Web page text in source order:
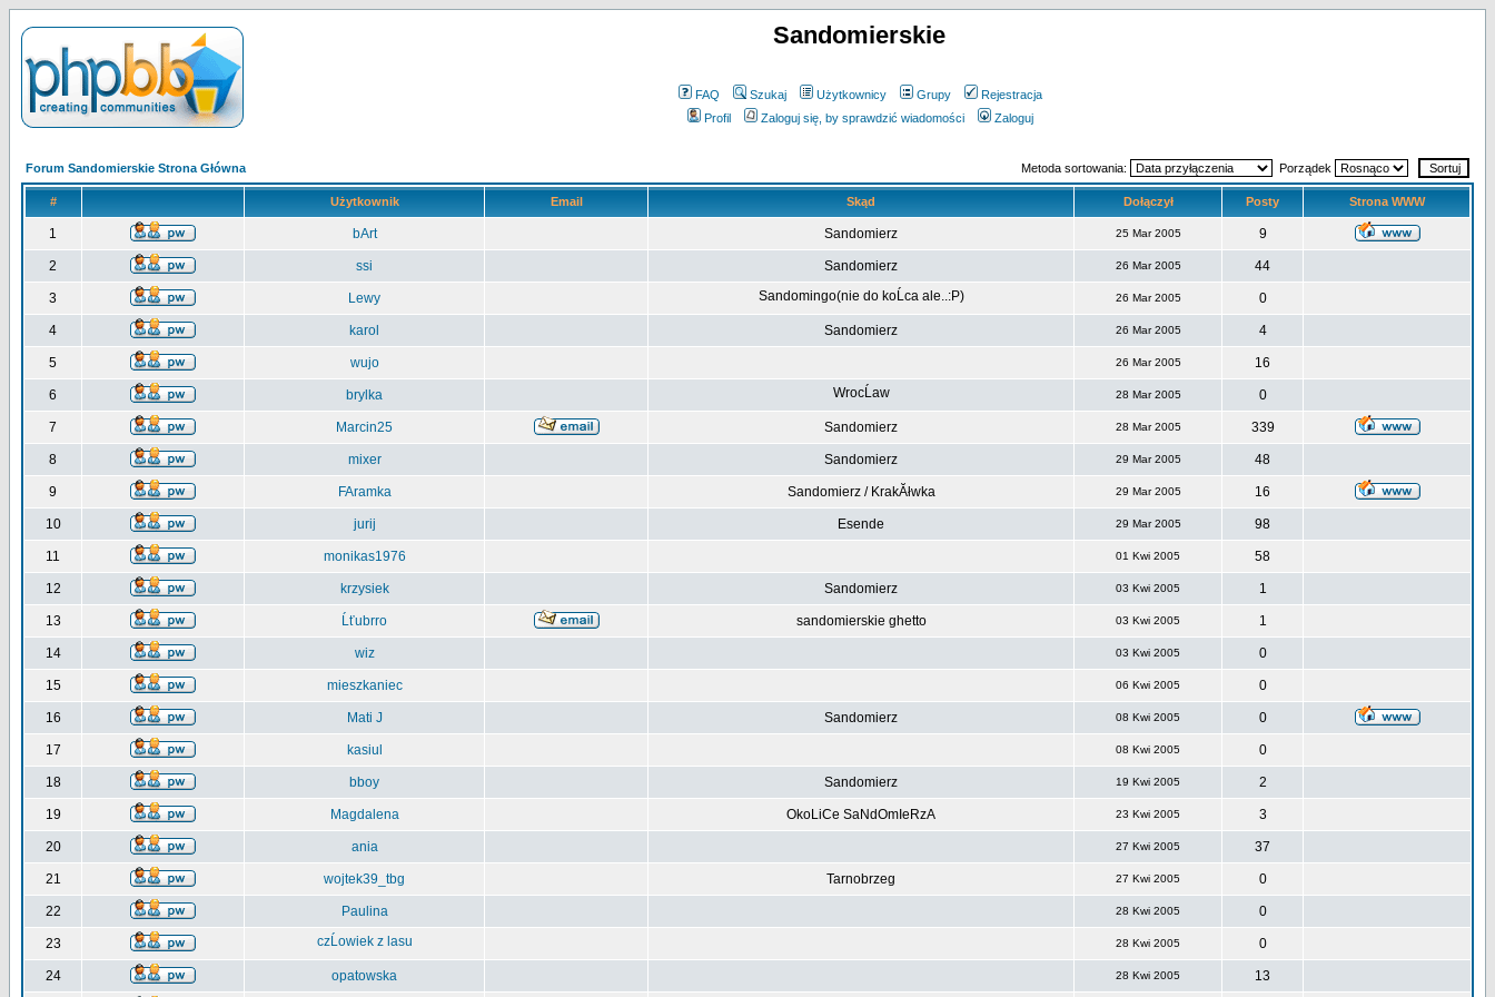
Sandomierskie
FAQ Szukaj Użytkownicy Grupy
Rejestracja
Profil
Zaloguj się, by sprawdzić wiadomości Zaloguj
Forum Sandomierskie Strona Główna Metoda sortowania: Porządek
# Użytkownik Email Skąd Dołączył Posty Strona WWW
1 bArt Sandomierz 25 Mar 2005 9
2 ssi Sandomierz 26 Mar 2005 44
3 Lewy Sandomingo(nie do koĹca ale..:P) 26 Mar 2005 0
4 karol Sandomierz 26 Mar 2005 4
5 wujo 26 Mar 2005 16
6 brylka WrocĹaw 28 Mar 2005 0
7 Marcin25 Sandomierz 28 Mar 2005 339
8 mixer Sandomierz 29 Mar 2005 48
9 FAramka Sandomierz / KrakĂłwka 29 Mar 2005 16
10 jurij Esende 29 Mar 2005 98
11 monikas1976 01 Kwi 2005 58
12 krzysiek Sandomierz 03 Kwi 2005 1
13 Ĺťubrro sandomierskie ghetto 03 Kwi 2005 1
14 wiz 03 Kwi 2005 0
15 mieszkaniec 06 Kwi 2005 0
16 Mati J Sandomierz 08 Kwi 2005 0
17 kasiul 08 Kwi 2005 0
18 bboy Sandomierz 19 Kwi 2005 2
19 Magdalena OkoLiCe SaNdOmIeRzA 23 Kwi 2005 3
20 ania 27 Kwi 2005 37
21 wojtek39_tbg Tarnobrzeg 27 Kwi 2005 0
22 Paulina 28 Kwi 2005 0
23 czĹowiek z lasu 28 Kwi 2005 0
24 opatowska 28 Kwi 2005 13